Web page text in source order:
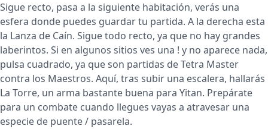
Sigue recto, pasa a la siguiente habitación, verás una
esfera donde puedes guardar tu partida. A la derecha esta
la Lanza de Caín. Sigue todo recto, ya que no hay grandes
laberintos. Si en algunos sitios ves una ! y no aparece nada,
pulsa cuadrado, ya que son partidas de Tetra Master
contra los Maestros. Aquí, tras subir una escalera, hallarás
La Torre, un arma bastante buena para Yitan. Prepárate
para un combate cuando llegues vayas a atravesar una
especie de puente / pasarela.